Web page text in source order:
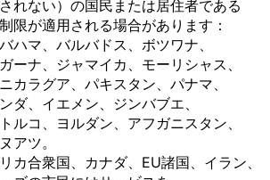
れない）の国民または居住者である
制限が適用される場合があります：
バハマ、 バルバドス、 ボツワナ、
ガーナ、 ジャマイカ、 モーリシャス、
ニカラグア、 パキスタン、 パナマ、
ダ、 イエメン、 ジンバブエ、
トルコ、 ヨルダン、 アフガニスタン、
アツ。
カ合衆国、 カナダ、 EU諸国、 イラン、